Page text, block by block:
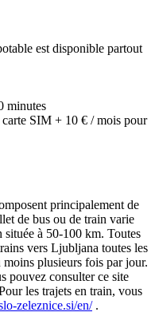
est disponible partout
minutes
SIM + 10 € / mois pour
principalement de
de bus ou de train varie
située à 50-100 km. Toutes
vers Ljubljana toutes les
moins plusieurs fois par jour.
pouvez consulter ce site
les trajets en train, vous
zeleznice.si/en/.